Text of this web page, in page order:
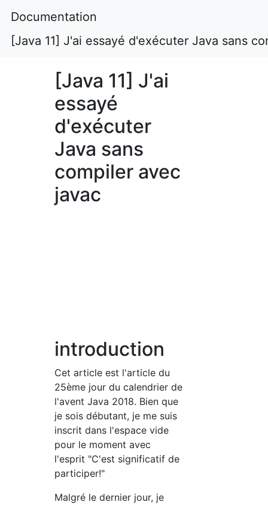
Documentation
[Java 11] J'ai essayé d'exécuter Java sans
[Java 11] J'ai
essayé
d'exécuter
Java sans
compiler avec
javac
introduction
Cet article est l'article du
25ème jour du calendrier de
l'avent Java 2018. Bien que
je sois débutant, je me suis
inscrit dans l'espace vide
pour le moment avec
l'esprit "C'est significatif de
participer!"
Malgré le dernier jour, je